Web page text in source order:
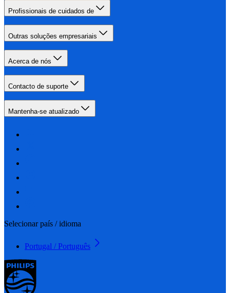
Profissionais de cuidados de
Outras soluções empresariais
Acerca de nós
Contacto de suporte
Mantenha-se atualizado
Selecionar país / idioma
Portugal / Português